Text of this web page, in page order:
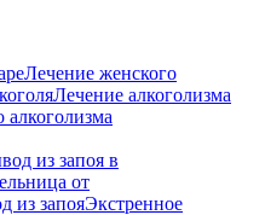
Лечение женского
Лечение алкоголизма
из запоя в
от
из запояЭкстренное